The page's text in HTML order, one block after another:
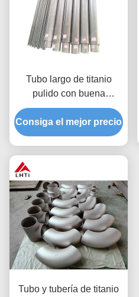
Tubo largo de titanio
pulido con buena
resistencia al calor
4.51G/Cm3 Densidad
1000Mpa Resistencia a
Consiga el mejor precio
Tubo y tubería de titanio